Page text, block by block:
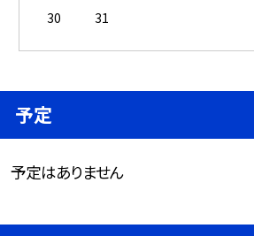
30
31
予定
予定はありません